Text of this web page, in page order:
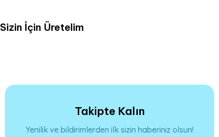
Sizin İçin Üretelim
Takipte Kalın
Yenilik ve bildirimlerden ilk sizin haberiniz olsun!